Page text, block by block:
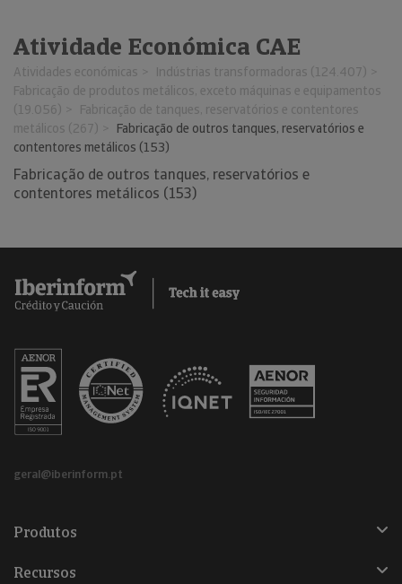
Atividade Económica CAE
Atividades económicas
Indústrias transformadoras (124.407)
Fabricação de produtos metálicos, exceto máquinas e equipamentos
(19.056)
Fabricação de tanques, reservatórios e contentores
metálicos (267)
Fabricação de outros tanques, reservatórios e
contentores metálicos (153)
Fabricação de outros tanques, reservatórios e
contentores metálicos (153)
geral@iberinform.pt
Produtos
Recursos